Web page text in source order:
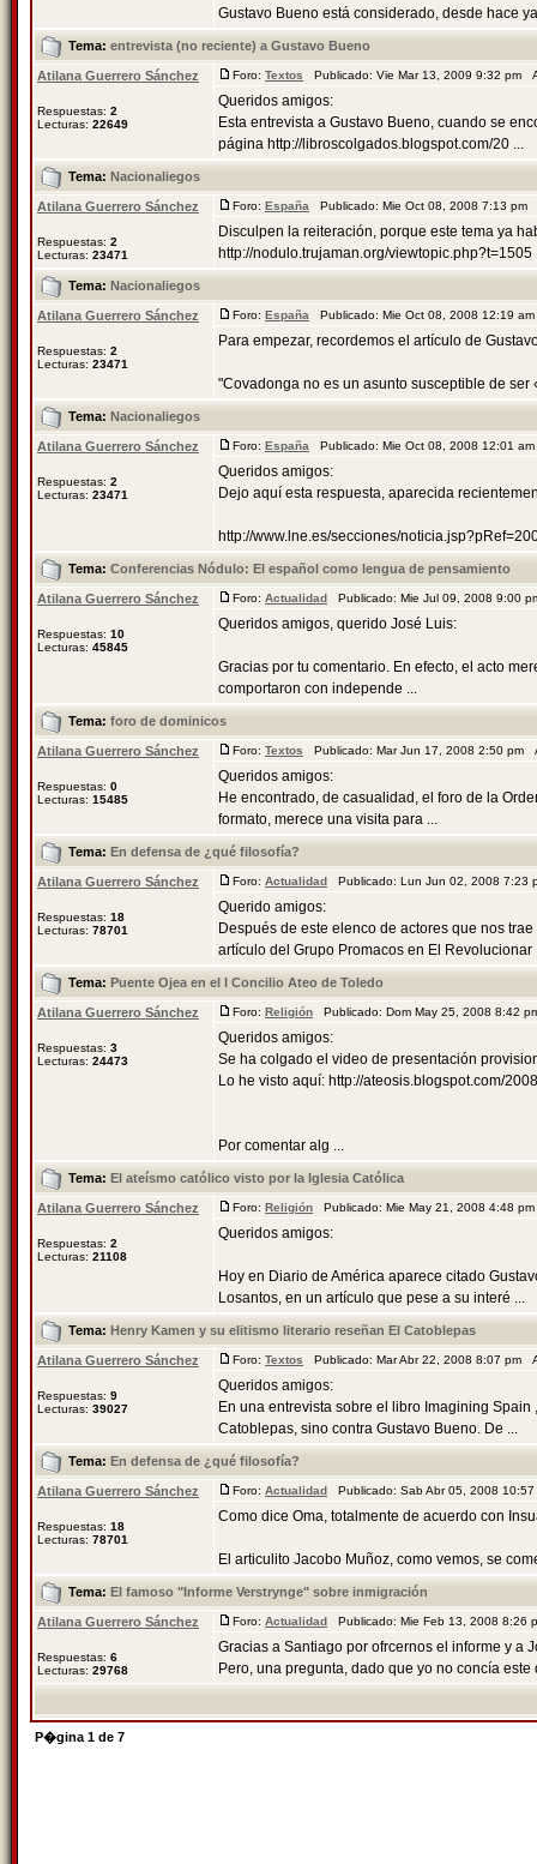
Gustavo Bueno está considerado, desde hace
Tema: entrevista (no reciente) a Gustavo Bueno
Atilana Guerrero Sánchez
Respuestas: 2
Lecturas: 22649
Foro: Textos Publicado: Vie Mar 13, 2009 9:32 pm
Queridos amigos:
Esta entrevista a Gustavo Bueno, cuando se
página http://libroscolgados.blogspot.com/20 ...
Tema: Nacionaliegos
Atilana Guerrero Sánchez
Respuestas: 2
Lecturas: 23471
Foro: España Publicado: Mie Oct 08, 2008 7:13
Disculpen la reiteración, porque este tema ya
http://nodulo.trujaman.org/viewtopic.php?t=1505
Tema: Nacionaliegos
Atilana Guerrero Sánchez
Respuestas: 2
Lecturas: 23471
Foro: España Publicado: Mie Oct 08, 2008 12:19
Para empezar, recordemos el artículo de
"Covadonga no es un asunto susceptible de
Tema: Nacionaliegos
Atilana Guerrero Sánchez
Respuestas: 2
Lecturas: 23471
Foro: España Publicado: Mie Oct 08, 2008 12:01
Queridos amigos:
Dejo aquí esta respuesta, aparecida
http://www.lne.es/secciones/
Tema: Conferencias Nódulo: El español como lengua de pensamiento
Atilana Guerrero Sánchez
Respuestas: 10
Lecturas: 45845
Foro: Actualidad Publicado: Mie Jul 09, 2008 9:00
Queridos amigos, querido José Luis:
Gracias por tu comentario. En efecto, el acto
comportaron con independe ...
Tema: foro de dominicos
Atilana Guerrero Sánchez
Respuestas: 0
Lecturas: 15485
Foro: Textos Publicado: Mar Jun 17, 2008 2:50 pm
Queridos amigos:
He encontrado, de casualidad, el foro de la
formato, merece una visita para ...
Tema: En defensa de ¿qué filosofía?
Atilana Guerrero Sánchez
Respuestas: 18
Lecturas: 78701
Foro: Actualidad Publicado: Lun Jun 02, 2008
Querido amigos:
Después de este elenco de actores que nos
artículo del Grupo Promacos en El Revolucionar
Tema: Puente Ojea en el I Concilio Ateo de Toledo
Atilana Guerrero Sánchez
Respuestas: 3
Lecturas: 24473
Foro: Religión Publicado: Dom May 25, 2008 8:42
Queridos amigos:
Se ha colgado el video de presentación
Lo he visto aquí: http://ateosis.blogspot.com/
Por comentar alg ...
Tema: El ateísmo católico visto por la Iglesia Católica
Atilana Guerrero Sánchez
Respuestas: 2
Lecturas: 21108
Foro: Religión Publicado: Mie May 21, 2008 4:48
Queridos amigos:
Hoy en Diario de América aparece citado
Losantos, en un artículo que pese a su interé ...
Tema: Henry Kamen y su elitismo literario reseñan El Catoblepas
Atilana Guerrero Sánchez
Respuestas: 9
Lecturas: 39027
Foro: Textos Publicado: Mar Abr 22, 2008 8:07 pm
Queridos amigos:
En una entrevista sobre el libro Imagining
Catoblepas, sino contra Gustavo Bueno. De ...
Tema: En defensa de ¿qué filosofía?
Atilana Guerrero Sánchez
Respuestas: 18
Lecturas: 78701
Foro: Actualidad Publicado: Sab Abr 05, 2008
Como dice Oma, totalmente de acuerdo con
El articulito Jacobo Muñoz, como vemos, se
Tema: El famoso "Informe Verstrynge" sobre inmigración
Atilana Guerrero Sánchez
Respuestas: 6
Lecturas: 29768
Foro: Actualidad Publicado: Mie Feb 13, 2008
Gracias a Santiago por ofrcernos el informe y a
Pero, una pregunta, dado que yo no concía
P�gina 1 de 7